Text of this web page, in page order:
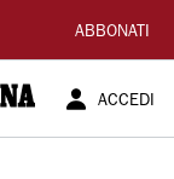
ABBONATI
ACCEDI